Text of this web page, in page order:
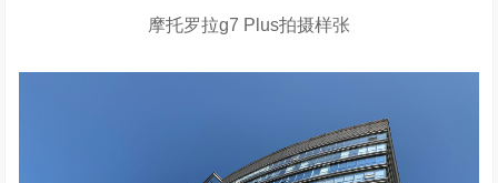
摩托罗拉g7 Plus拍摄样张